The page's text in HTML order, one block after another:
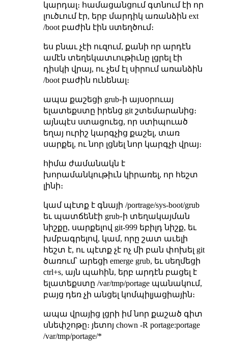
կարդալ։ համացանցում գտնում էի որ
լուծւում էր, երբ մարդիկ առանձին ext
/boot բաժին էին ստեղծում։
ես բնաւ չէի ուզում, քանի որ արդէն
ամէն տեղեկատւութիւնը լցրել էի
դիսկի վրայ, ու չեմ էլ սիրում առանձին
/boot բաժին ունենալ։
ապա քաշեցի grub֊ի այսօրուայ
ելատեքստը իրենց git շտեմարանից։
այնպէս ստացուեց, որ ստիպուած
եղայ ուրիշ կարգչից քաշել, տառ
սարքել, ու նոր լցնել նոր կարգչի վրայ։
հիմա ժամանակն է
խորամանկութիւն կիրառել, որ հեշտ
լինի։
կամ պէտք է գնայի /portrage/sys-boot/grub
եւ պատճենէի grub֊ի տեղակայման
նիշքը, սարքելով git-999 եբիլդ նիշք, եւ
խմբագրելով, կամ, որը շատ աւելի
հեշտ է, ու պէտք չէ ոչ մի բան փոխել git
ծառում՝ արեցի emerge grub, եւ սեղմեցի
ctrl+s, այն պահին, երբ արդէն բացել է
ելատեքստը /var/tmp/portage պանակում,
բայց դեռ չի անցել կոմպիլյացիային։
ապա վրայից լցրի իմ նոր քաշած գիտ
սնեփշոթը։ յետոյ chown -R portage:portage
/var/tmp/portage/*